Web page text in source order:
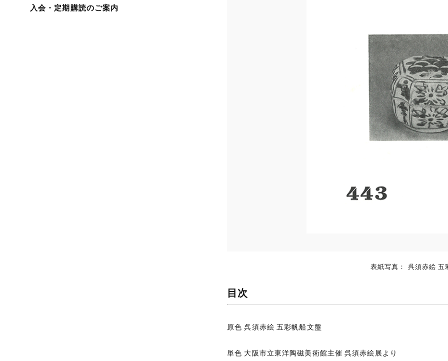
入会・定期購読のご案内
表紙写真： 呉須赤絵 五
目次
原色 呉須赤絵 五彩帆船文盤
単色 大阪市立東洋陶磁美術館主催 呉須赤絵展より